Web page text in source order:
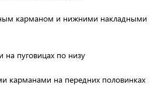
карманом и нижними накладными
на пуговицах по низу
карманами на передних половинках